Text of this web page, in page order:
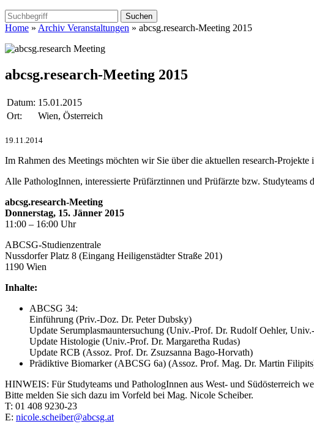
Home » Archiv Veranstaltungen » abcsg.research-Meeting 2015
abcsg.research-Meeting 2015
Datum: 15.01.2015
Ort:
Wien, Österreich
19.11.2014
Im Rahmen des Meetings möchten wir Sie über die aktuellen research-Projekte
Alle PathologInnen, interessierte Prüfärztinnen und Prüfärzte bzw.
abcsg.research-Meeting
Donnerstag, 15. Jänner 2015
11:00 – 16:00 Uhr
ABCSG-Studienzentrale
Nussdorfer Platz 8 (Eingang Heiligenstädter Straße 201)
1190 Wien
Inhalte:
ABCSG 34:
Einführung (Priv.-Doz. Dr. Peter Dubsky)
Update Serumplasmauntersuchung (Univ.-Prof. Dr. Rudolf Oehler,
Update Histologie (Univ.-Prof. Dr. Margaretha Rudas)
Update RCB (Assoz. Prof. Dr. Zsuzsanna Bago-Horvath)
Prädiktive Biomarker (ABCSG 6a) (Assoz. Prof. Mag. Dr. Martin
HINWEIS: Für Studyteams und PathologInnen aus West- und Südösterreich
Bitte melden Sie sich dazu im Vorfeld bei Mag. Nicole Scheiber.
T: 01 408 9230-23
E: nicole.scheiber@abcsg.at